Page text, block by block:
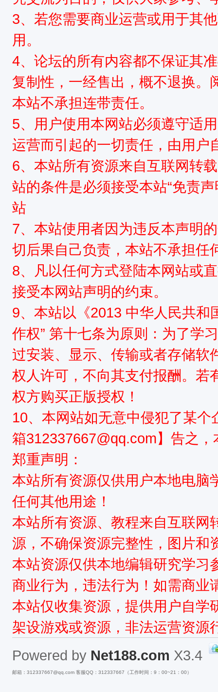
3、若您需要商业运营或用于其
用。
4、论坛的所有内容都不保证其
复制性，一经售出，概不退换。
本站不承担连带责任。
5、用户使用本网站必须遵守适
运营而引起的一切责任，由用户
6、本站所有资源来自互联网转
站的条件是必须接受本站“免责
站
7、本站使用者因为违反本声明
切后果自己负责，本站不承担任
8、凡以任何方式登陆本网站或
接受本网站声明的约束。
9、本站以《2013 中华人民共和
作权” 第十七条为原则：为了学
过安装、显示、传输或者存储软
权人许可，不向其支付报酬。若
权方购买正版授权！
10、本网站如无意中侵犯了某
箱312337667@qq.com】告之
郑重声明：
本站所有资源仅供用户本地电脑
任何其他用途！
本站所有资源、教程来自互联网
源，不确保资源完整性，图片和
本站资源仅供本地编辑研究学习
商业行为，违法行为！如需商业
本站仅收集资源，提供用户自学
架设游戏或资源，非法运营资源
Powered by Net188.com X3.4
邮箱：312337667@qq.com 客服QQ：312337667（工作时间：9：00~21：00）